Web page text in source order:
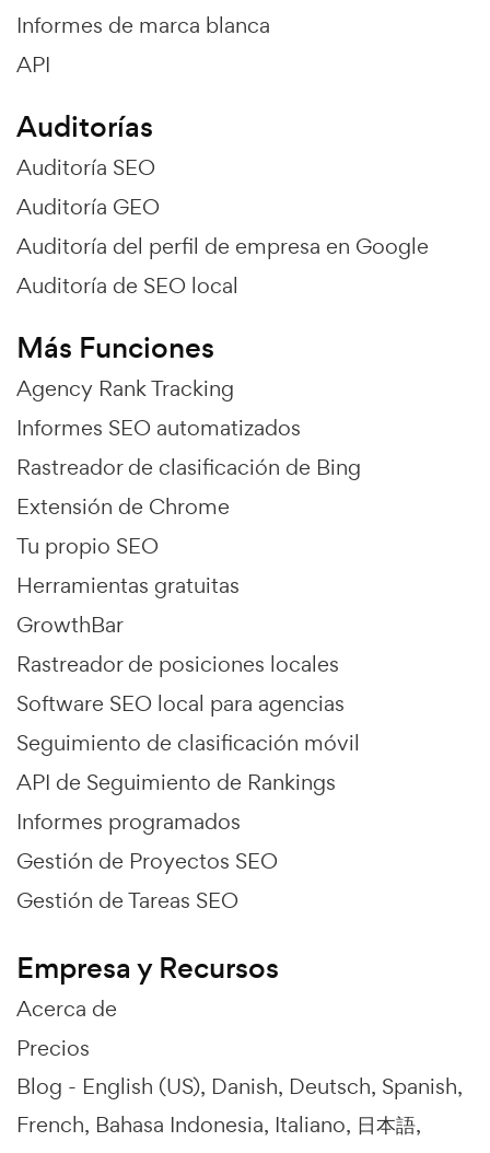
Informes de marca blanca
API
Auditorías
Auditoría SEO
Auditoría GEO
Auditoría del perfil de empresa en Google
Auditoría de SEO local
Más Funciones
Agency Rank Tracking
Informes SEO automatizados
Rastreador de clasificación de Bing
Extensión de Chrome
Tu propio SEO
Herramientas gratuitas
GrowthBar
Rastreador de posiciones locales
Software SEO local para agencias
Seguimiento de clasificación móvil
API de Seguimiento de Rankings
Informes programados
Gestión de Proyectos SEO
Gestión de Tareas SEO
Empresa y Recursos
Acerca de
Precios
Blog - English (US) Danish Deutsch Spanish
French Bahasa Indonesia Italiano 日本語